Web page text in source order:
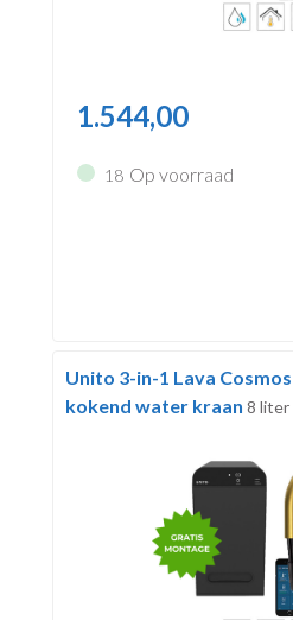
1.544,00
18 Op voorraad
Unito 3-in-1 Lava
kokend water kraan 8 liter